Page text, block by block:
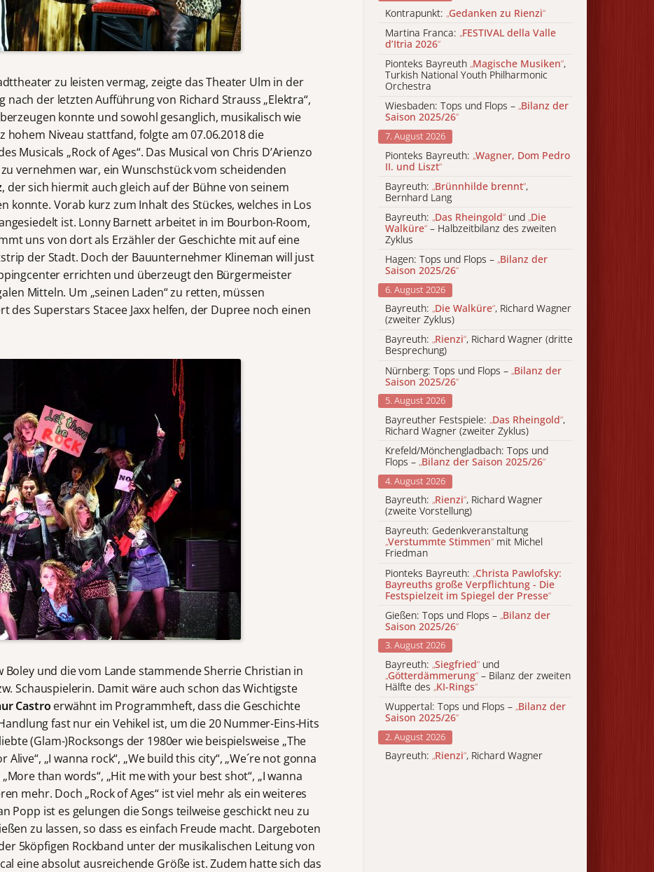
zu leisten vermag, zeigte das Theater Ulm in der
nach der letzten Aufführung von Richard Strauss „Elektra“,
konnte und sowohl gesanglich, musikalisch wie
hohem Niveau stattfand, folgte am 07.06.2018 die
Musicals „Rock of Ages“. Das Musical von Chris D’Arienzo
vernehmen war, ein Wunschstück vom scheidenden
, der sich hiermit auch gleich auf der Bühne von seinem
konnte. Vorab kurz zum Inhalt des Stückes, welches in Los
ist. Lonny Barnett arbeitet in im Bourbon-Room,
uns von dort als Erzähler der Geschichte mit auf eine
der Stadt. Doch der Bauunternehmer Klineman will just
errichten und überzeugt den Bürgermeister
Mitteln. Um „seinen Laden“ zu retten, müssen
des Superstars Stacee Jaxx helfen, der Dupree noch einen
und die vom Lande stammende Sherrie Christian in
Schauspielerin. Damit wäre auch schon das Wichtigste
Castro erwähnt im Programmheft, dass die Geschichte
fast nur ein Vehikel ist, um die 20 Nummer-Eins-Hits
(Glam-)Rocksongs der 1980er wie beispielsweise „The
„I wanna rock“, „We build this city“, „We´re not gonna
than words“, „Hit me with your best shot“, „I wanna
mehr. Doch „Rock of Ages“ ist viel mehr als ein weiteres
Popp ist es gelungen die Songs teilweise geschickt neu zu
zu lassen, so dass es einfach Freude macht. Dargeboten
5köpfigen Rockband unter der musikalischen Leitung von
eine absolut ausreichende Größe ist. Zudem hatte sich das
Kontrapunkt: „Gedanken zu Rienzi“
Martina Franca: „FESTIVAL della Valle
d’Itria 2026“
Pionteks Bayreuth „Magische Musiken“,
Turkish National Youth Philharmonic
Orchestra
Wiesbaden: Tops und Flops – „Bilanz der
Saison 2025/26“
7. August 2026
Pionteks Bayreuth: „Wagner, Dom Pedro
II. und Liszt“
Bayreuth: „Brünnhilde brennt“,
Bernhard Lang
Bayreuth: „Das Rheingold“ und „Die
Walküre“ – Halbzeitbilanz des zweiten
Zyklus
Hagen: Tops und Flops – „Bilanz der
Saison 2025/26“
6. August 2026
Bayreuth: „Die Walküre“, Richard Wagner
(zweiter Zyklus)
Bayreuth: „Rienzi“, Richard Wagner (dritte
Besprechung)
Nürnberg: Tops und Flops – „Bilanz der
Saison 2025/26“
5. August 2026
Bayreuther Festspiele: „Das Rheingold“,
Richard Wagner (zweiter Zyklus)
Krefeld/Mönchengladbach: Tops und
Flops – „Bilanz der Saison 2025/26“
4. August 2026
Bayreuth: „Rienzi“, Richard Wagner
(zweite Vorstellung)
Bayreuth: Gedenkveranstaltung
„Verstummte Stimmen“ mit Michel
Friedman
Pionteks Bayreuth: „Christa Pawlofsky:
Bayreuths große Verpflichtung - Die
Festspielzeit im Spiegel der Presse“
Gießen: Tops und Flops – „Bilanz der
Saison 2025/26“
3. August 2026
Bayreuth: „Siegfried“ und
„Götterdämmerung“ – Bilanz der zweiten
Hälfte des „KI-Rings“
Wuppertal: Tops und Flops – „Bilanz der
Saison 2025/26“
2. August 2026
Bayreuth: „Rienzi“, Richard Wagner